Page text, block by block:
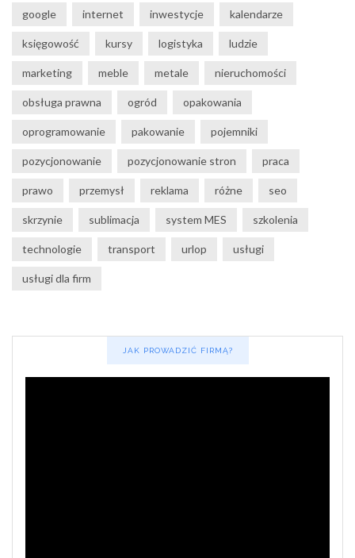
google internet inwestycje kalendarze
księgowość kursy logistyka ludzie
marketing meble metale nieruchomości
obsługa prawna ogród opakowania
oprogramowanie pakowanie pojemniki
pozycjonowanie pozycjonowanie stron praca
prawo przemysł reklama różne seo
skrzynie sublimacja system MES szkolenia
technologie transport urlop usługi
usługi dla firm
JAK PROWADZIĆ FIRMĄ?